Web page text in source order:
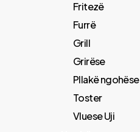
Fritezë
Furrë
Grill
Grirëse
Pllakë ngohëse
Toster
Vluese Uji